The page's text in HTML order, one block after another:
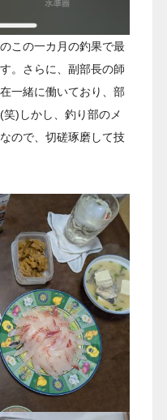
この一カ月の釣果で最
。さらに、副部長の師
一緒に働いており、部
)しかし、釣り部のメ
ので、切磋琢磨して技